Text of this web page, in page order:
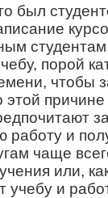
был
порой
чтобы
работу и
чаще
или,
учебу и